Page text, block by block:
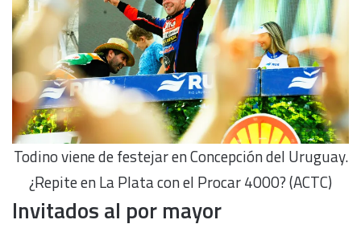
Todino viene de festejar en Concepción del Uruguay.
¿Repite en La Plata con el Procar 4000? (ACTC)
Invitados al por mayor